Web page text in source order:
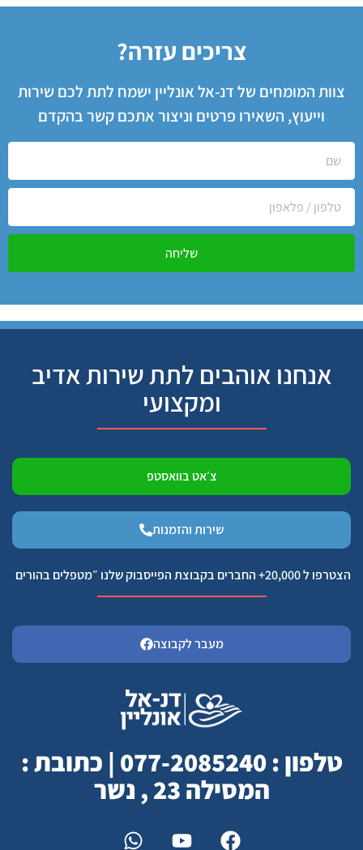
צריכים עזרה?
צוות המומחים של דנ-אל אונליין ישמח לתת לכם שירות
וייעוץ, השאירו פרטים וניצור אתכם קשר בהקדם
שליחה
אנחנו אוהבים לתת שירות אדיב
ומקצועי
צ׳אט בוואסטפ
שירות והזמנות
הצטרפו ל 20,000+ החברים בקבוצת הפייסבוק שלנו ״מטפלים בהורים
מעבר לקבוצה
טלפון : 077-2085240 | כתובת :
המסילה 23 , נשר